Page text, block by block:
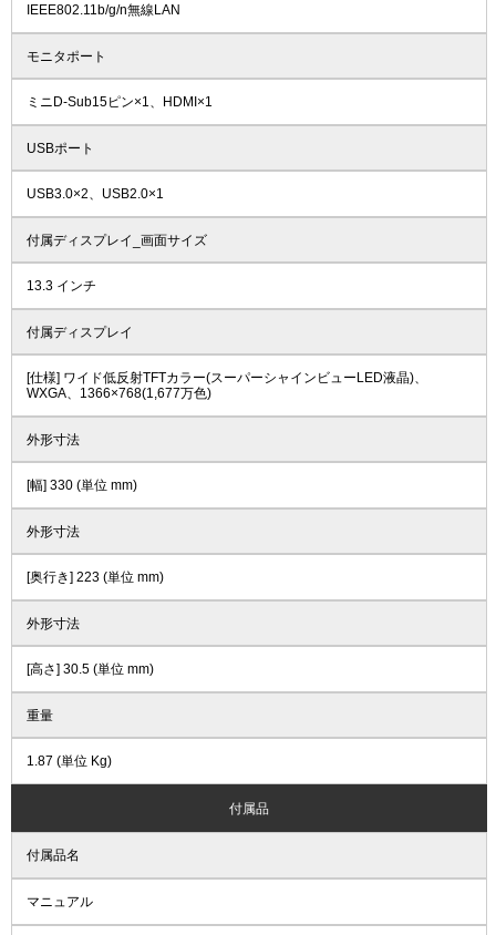
IEEE802.11b/g/n無線LAN
モニタポート
ミニD-Sub15ピン×1、HDMI×1
USBポート
USB3.0×2、USB2.0×1
付属ディスプレイ_画面サイズ
13.3 インチ
付属ディスプレイ
[仕様] ワイド低反射TFTカラー(スーパーシャインビューLED液晶)、
WXGA、1366×768(1,677万色)
外形寸法
[幅] 330 (単位 mm)
外形寸法
[奥行き] 223 (単位 mm)
外形寸法
[高さ] 30.5 (単位 mm)
重量
1.87 (単位 Kg)
付属品
付属品名
マニュアル